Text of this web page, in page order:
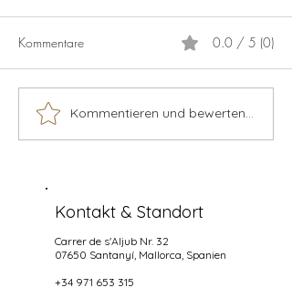
Calamaris
Kommentare 0.0 / 5 (0)
Kommentieren und bewerten...
Kontakt & Standort
Carrer de s'Aljub Nr. 32
07650 Santanyí , Mallorca, Spanien
+34 971 653 315